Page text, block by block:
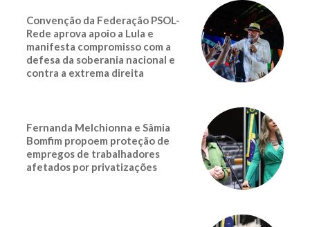
Convenção da Federação PSOL-
Rede aprova apoio a Lula e
manifesta compromisso com a
defesa da soberania nacional e
contra a extrema direita
Fernanda Melchionna e Sâmia
Bomfim propoem proteção de
empregos de trabalhadores
afetados por privatizações